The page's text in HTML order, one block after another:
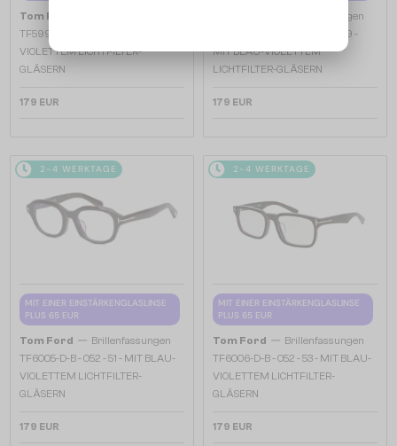
Tom Ford
TF5999-K-B - 053 - 49 - MIT BLAU-
VIOLETTEM LICHTFILTER-
GLÄSERN
179 EUR
Brillenfassungen
TF5999-K-B ECO 49 - 047 - 49 -
MIT BLAU-VIOLETTEM
LICHTFILTER-GLÄSERN
179 EUR
2-4 WERKTAGE
MIT EINER EINSTÄRKENGLASLINSE
PLUS 65 EUR
Tom Ford — Brillenfassungen
TF6005-D-B - 052 - 51 - MIT BLAU-
VIOLETTEM LICHTFILTER-
GLÄSERN
179 EUR
2-4 WERKTAGE
MIT EINER EINSTÄRKENGLASLINSE
PLUS 65 EUR
Tom Ford — Brillenfassungen
TF6006-D-B - 052 - 53 - MIT BLAU-
VIOLETTEM LICHTFILTER-
GLÄSERN
179 EUR